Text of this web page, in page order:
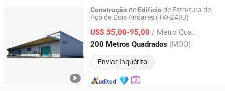
Construçãode Edifíciode Estrutura de
Aço de Dois Andares (TW-249J)
US$ 35,00-95,00 / Metro Quadrado
200 Metros Quadrados (MOQ)
Enviar Inquérito
Qingdao Taiwei Steel Structure Co., Ltd.
Shandong, China Desde 2017